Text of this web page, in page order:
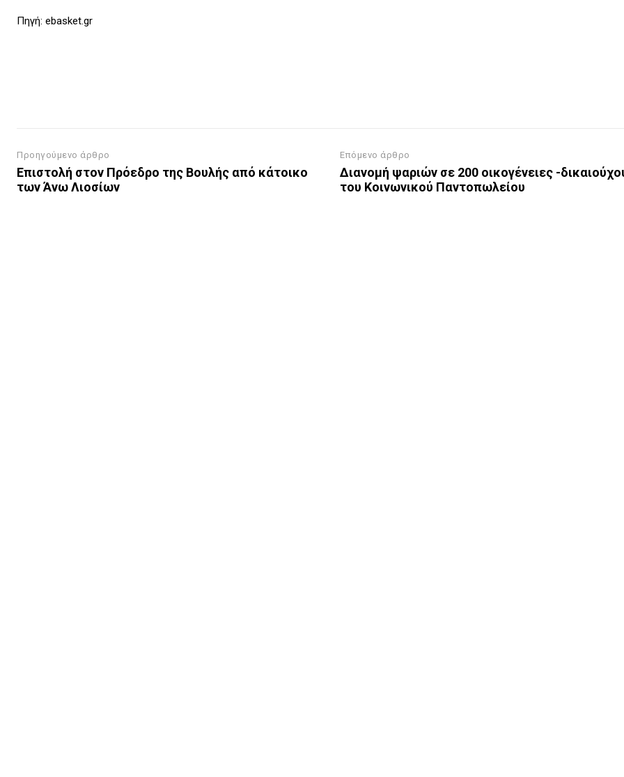
Πηγή: ebasket.gr
Προηγούμενο άρθρο
Επιστολή στον Πρόεδρο της Βουλής από κάτοικο
των Άνω Λιοσίων
Επόμενο άρθρο
Διανομή ψαριών σε 200 οικογένειες -
του Κοινωνικού Παντοπωλείου